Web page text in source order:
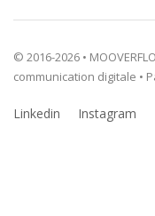
© 2016-2026 •
communication digitale •
Linkedin Instagram